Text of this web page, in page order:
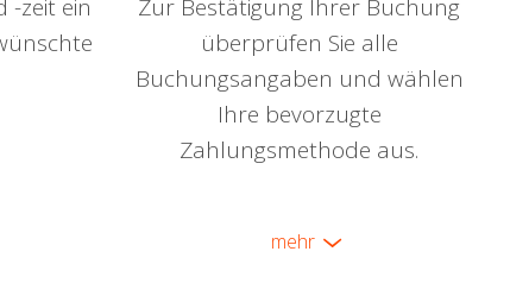
-zeit ein
Zur Bestätigung Ihrer Buchung
überprüfen Sie alle
Buchungsangaben und wählen
Ihre bevorzugte
Zahlungsmethode aus.
mehr